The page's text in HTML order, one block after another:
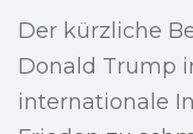
Der kürzliche
Donald Trump
internationale